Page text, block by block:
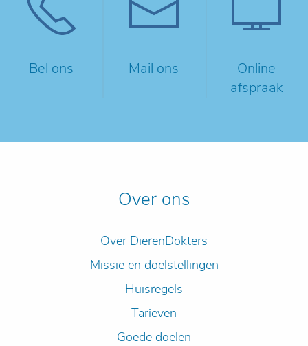
Bel ons Mail ons
Online
afspraak
Over ons
Over DierenDokters
Missie en doelstellingen
Huisregels
Tarieven
Goede doelen